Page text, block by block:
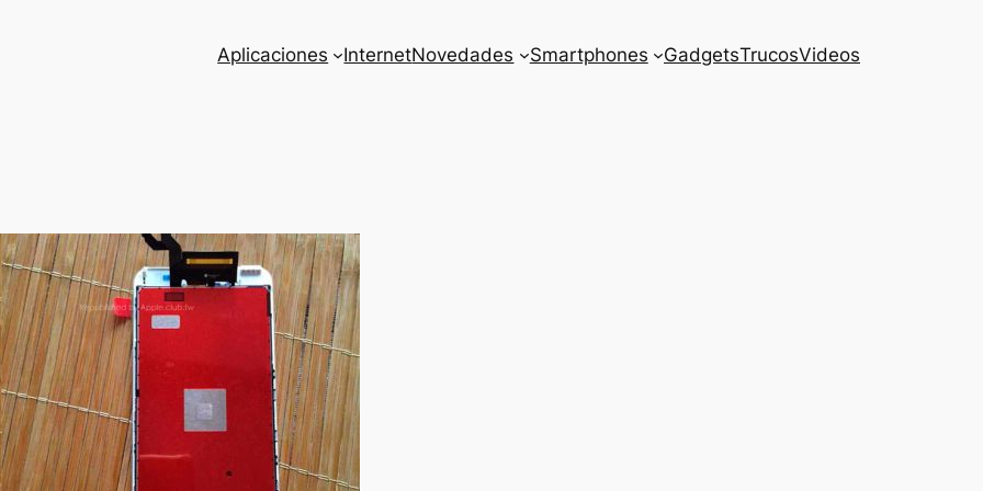
Aplicaciones InternetNovedades Smartphones GadgetsTrucosVideos